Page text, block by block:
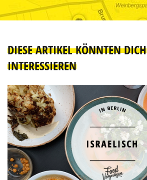
DIESE ARTIKEL KÖNNTEN DICH
INTERESSIEREN